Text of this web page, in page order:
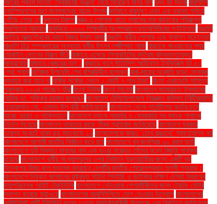
বছরের প্রথম দিনেই ‘স্বৈরাচারী অঞ্জনা’ নিয়ে ফিরছেন মনির খান বন্ধ বহু সড়ক বরিশালে
চ্যাম্পিয়নদের বরণ জনসমুদ্রের আনন্দ উৎসব বর্তমানে বায়ুদূষণ এমন এক ভয়াবহ পর্যায়ে
পৌঁছে গেছে যে বললেন ট্রাম্প বস্ত্র ও পোশাক খাতে গ্যাসের দাম বাড়ানোর পরিকল্পনা
স্থগিতের আহ্বান বাকৃবিতে ১২০০ শিক্ষার্থীর অংশগ্রহণে ছাত্রশিবিরের গণইফতার বাঙালি
জাতির আত্মগৌরবের মহান বিজয় দিবস আজ বাঙালি নারীর পোশাক এবং ফ্যাশন সচেতনতা
বাঙালি হিন্দু সম্প্রদায়ের অন্যতম ধর্মীয় উৎসব লক্ষ্মীপূজা আজ বাচ্চাকে খাওয়ানোর সময়
মোবাইল ফোনের বিকল্প কী? বাজারে এসেছে গিগাবাইটের কৃত্রিম বুদ্ধিমত্তাযুক্ত
মাদারবোর্ড বাজারে খেজুরের দাম ১ বাজারে নতুন স্টাইলিশ স্মার্টফোন ইনফিনিক্স হট ৫০
প্রো প্লাস বাণিজ্য উপদেষ্টা শেখ বশিরউদ্দীন বলেছেন বাবা-মায়ের অনুমতি ছাড়া ফেসবুক
ব্যবহার করা যাবে না বার্ষিক সর্বোচ্চ বেতন ১ কোটি ৭ লাখ টাকা" বাংলা একাডেমি সাহিত্য
পুরস্কার ২০২৪ পাচ্ছেন যাঁরা বাংলা নিউজ বাংলা সিনেমা বাংলাদেশ জামায়াতে ইসলামের
আমির ডা. শফিকুর রহমান বলেছেন বাংলাদেশ টেলিযোগাযোগ নিয়ন্ত্রণ কমিশন (বিটিআরসি)
চেয়ারম্যান মো. এমদাদ উল বারী জানিয়েছেন বাংলাদেশ থেকে গার্মেন্টসের অর্ডার চলে
যাচ্ছে ভারত ও পাকিস্তানে বাংলাদেশ ব্যাংক সরকারি ও বেসরকারি সব ব্যাংক শাখাকে
নির্দেশ দিয়েছে বাংলাদেশ ভারতের কাছে তীব্র প্রতিবাদ জানিয়েছে বাংলাদেশ সরকার
তারল্য সংকটে থাকা ছয় ব্যাংককে ২২ বাংলাদেশকে কারও ‘চোখ রাঙানো’ গ্রহণযোগ্য নয়
বাংলাদেশে আগামী জাতীয় নির্বাচন কবে হবে বাংলাদেশে খুব জনপ্রিয় ৩০ রকম ভর্তা
বাংলাদেশে দুটি বিখ্যাত মানুষের নাম এক হওয়া সত্ত্বেও তাঁদের মধ্যে কিছুটা পার্থক্য
রয়েছে বাংলাদেশে ধর্মীয় সংখ্যালঘুদের ওপর নির্যাতন যুক্তরাষ্ট্রের জন্য একটি বড়
উদ্বেগের বিষয় বলে মন্তব্য করেছেন দেশটির জাতীয় গোয়েন্দাপ্রধান তুলসী গ্যাবার্ড।
বাংলাদেশে নিযুক্ত জাপানের রাষ্ট্রদূত সাইদা শিনইচি ও জাইকার দক্ষিণ এশিয়া বিভাগের
মহাপরিচালক আইট টেরুইউকি বাংলাদেশে নেটওয়ার্ক পেশাজীবীদের জন্য ট্রেনিং সেন্টার
স্থাপন করেছে হুয়াওয়ে বাংলাদেশের আরসিইপিতে যোগ দেওয়ার উদ্যোগ বাংলাদেশের